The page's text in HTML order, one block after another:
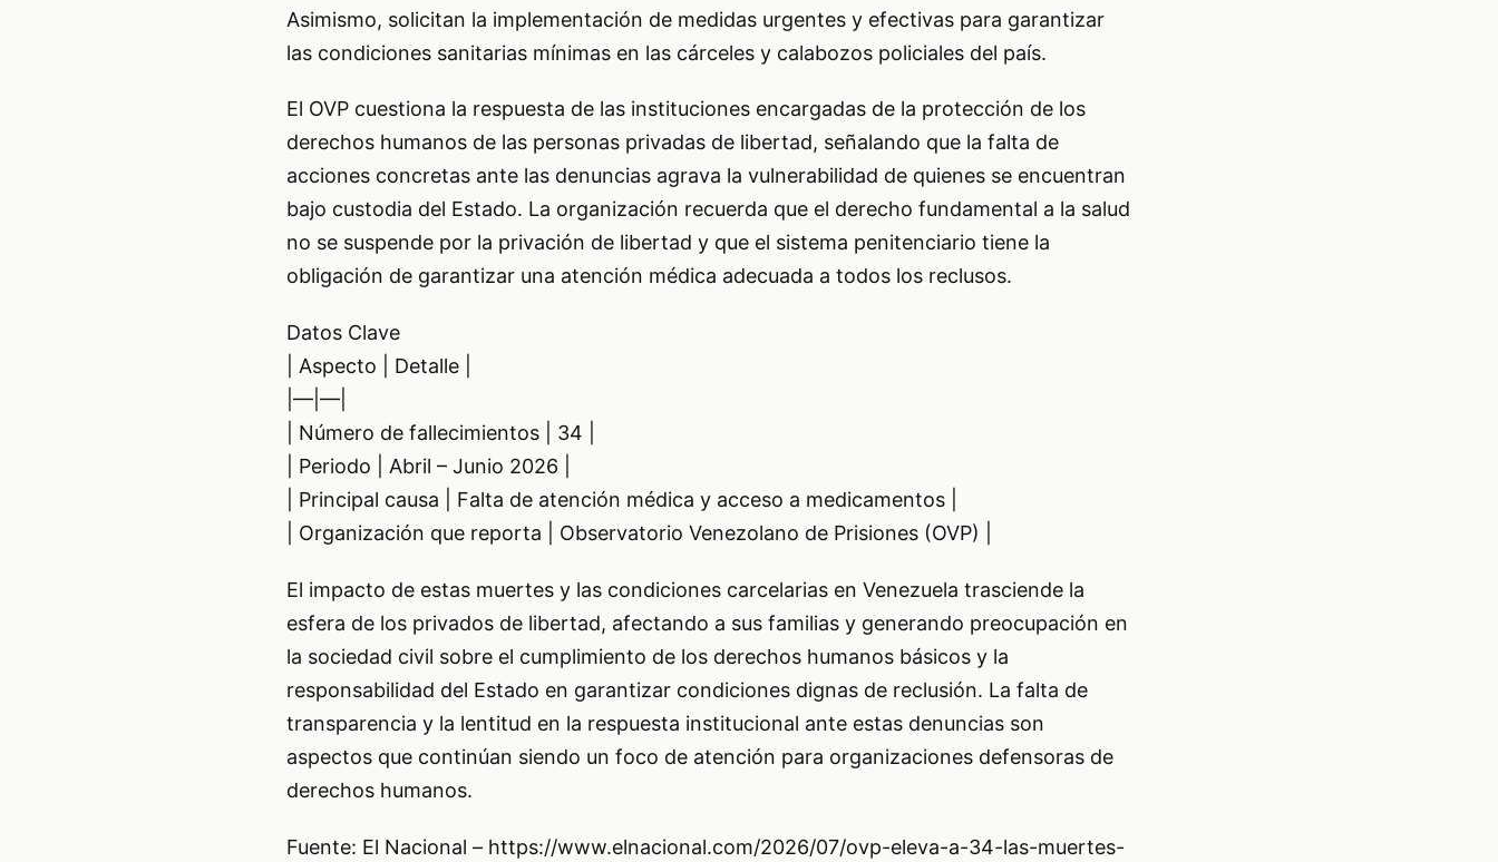
Asimismo, solicitan la implementación de medidas urgentes y efectivas para garantizar
las condiciones sanitarias mínimas en las cárceles y calabozos policiales del país.
El OVP cuestiona la respuesta de las instituciones encargadas de la protección de los
derechos humanos de las personas privadas de libertad, señalando que la falta de
acciones concretas ante las denuncias agrava la vulnerabilidad de quienes se encuentran
bajo custodia del Estado. La organización recuerda que el derecho fundamental a la salud
no se suspende por la privación de libertad y que el sistema penitenciario tiene la
obligación de garantizar una atención médica adecuada a todos los reclusos.
Datos Clave
| Aspecto | Detalle |
|—|—|
| Número de fallecimientos | 34 |
| Periodo | Abril – Junio 2026 |
| Principal causa | Falta de atención médica y acceso a medicamentos |
| Organización que reporta | Observatorio Venezolano de Prisiones (OVP) |
El impacto de estas muertes y las condiciones carcelarias en Venezuela trasciende la
esfera de los privados de libertad, afectando a sus familias y generando preocupación en
la sociedad civil sobre el cumplimiento de los derechos humanos básicos y la
responsabilidad del Estado en garantizar condiciones dignas de reclusión. La falta de
transparencia y la lentitud en la respuesta institucional ante estas denuncias son
aspectos que continúan siendo un foco de atención para organizaciones defensoras de
derechos humanos.
Fuente: El Nacional – https://www.elnacional.com/2026/07/ovp-eleva-a-34-las-muertes-